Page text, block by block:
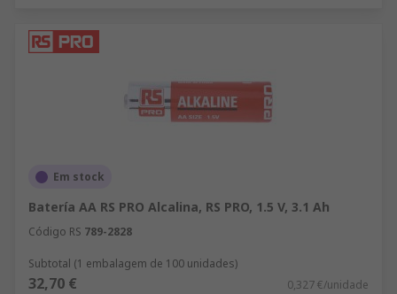
Em stock
Batería AA RS PRO Alcalina, RS PRO, 1.5 V, 3.1 Ah
Código RS 789-2828
Subtotal (1 embalagem de 100 unidades)
32,70 € 0,327 €/unidade